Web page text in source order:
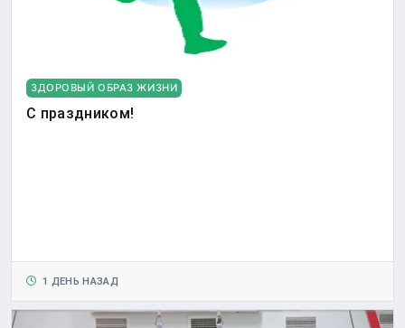
ЗДОРОВЫЙ ОБРАЗ ЖИЗНИ
С праздником!
1 ДЕНЬ НАЗАД